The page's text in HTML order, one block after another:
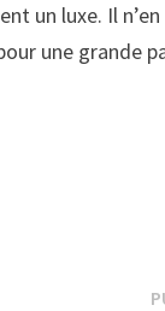
un luxe. Il
une grande